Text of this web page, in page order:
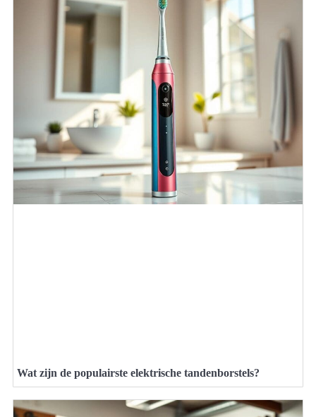
Wat zijn de populairste elektrische tandenborstels?